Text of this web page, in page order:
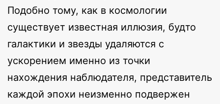
Подобно тому, как в космологии
существует известная иллюзия, будто
галактики и звезды удаляются с
ускорением именно из точки
нахождения наблюдателя, представитель
каждой эпохи неизменно подвержен